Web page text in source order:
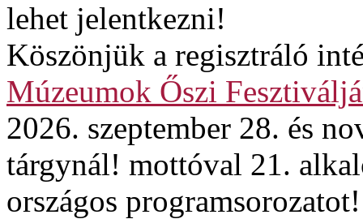
lehet jelentkezni!
Köszönjük a regisztráló
Múzeumok Őszi
2026. szeptember 28. és
tárgynál! mottóval 21.
országos programsorozatot!